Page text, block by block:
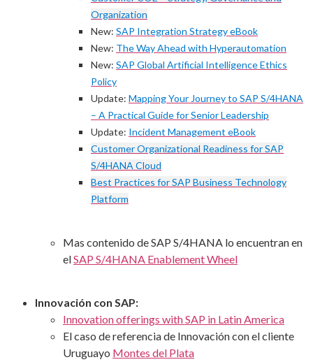
Organization
New: SAP Integration Strategy eBook
New: The Way Ahead with Hyperautomation
New: SAP Global Artificial Intelligence Ethics
Policy
Update: Mapping Your Journey to SAP S/4HANA
– A Practical Guide for Senior Leadership
Update: Incident Management eBook
Customer Organizational Readiness for SAP
S/4HANA Cloud
Best Practices for SAP Business Technology
Platform
Mas contenido de SAP S/4HANA lo encuentran en
elSAP S/4HANA Enablement Wheel
Innovación con SAP:
Innovation offerings with SAP in Latin America
El caso de referencia de Innovación con el cliente
Uruguayo Montes del Plata